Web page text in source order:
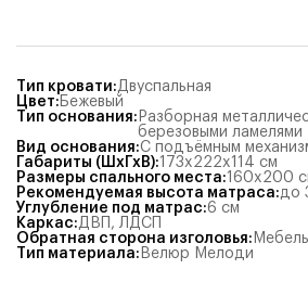
Тип кровати:Двуспальная
Цвет: Бежевый
Тип основания: Разборная
березовыми ламелями
Вид основания:С подъёмным
Габариты (ШхГхВ):173x222x114 см
Размеры спального места:160x200
Рекомендуемая высота матраса:до
Углубление под матрас:6 см
Каркас:ДВП , ЛДСП
Обратная сторона изголовья:
Тип материала: Велюр Мелоди